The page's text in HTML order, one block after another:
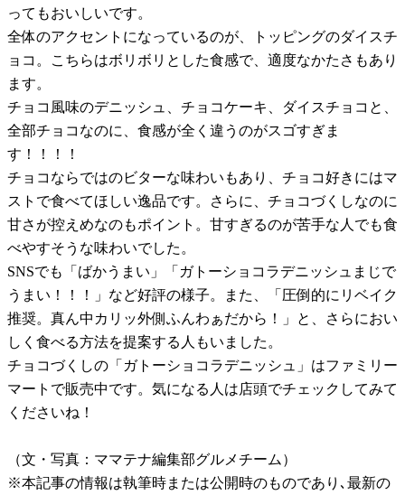
ってもおいしいです。
全体のアクセントになっているのが、トッピングのダイスチ
ョコ。こちらはボリボリとした食感で、適度なかたさもあり
ます。
チョコ風味のデニッシュ、チョコケーキ、ダイスチョコと、
全部チョコなのに、食感が全く違うのがスゴすぎま
す！！！！
チョコならではのビターな味わいもあり、チョコ好きにはマ
ストで食べてほしい逸品です。さらに、チョコづくしなのに
甘さが控えめなのもポイント。甘すぎるのが苦手な人でも食
べやすそうな味わいでした。
SNSでも「ばかうまい」「ガトーショコラデニッシュまじで
うまい！！！」など好評の様子。また、「圧倒的にリベイク
推奨。真ん中カリッ外側ふんわぁだから！」と、さらにおい
しく食べる方法を提案する人もいました。
チョコづくしの「ガトーショコラデニッシュ」はファミリー
マートで販売中です。気になる人は店頭でチェックしてみて
くださいね！
（文・写真：ママテナ編集部グルメチーム）
※本記事の情報は執筆時または公開時のものであり､最新の